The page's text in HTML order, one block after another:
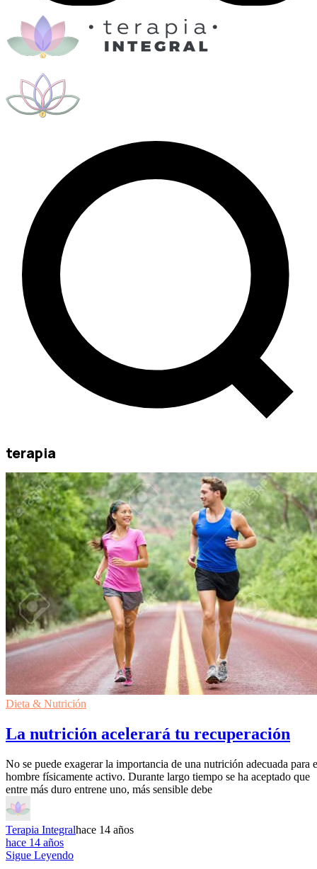
terapia
Dieta & Nutrición
La nutrición acelerará tu recuperación
No se puede exagerar la importancia de una nutrición adecuada para
hombre físicamente activo. Durante largo tiempo se ha aceptado que
entre más duro entrene uno, más sensible debe
Terapia Integralhace 14 años
hace 14 años
Sigue Leyendo